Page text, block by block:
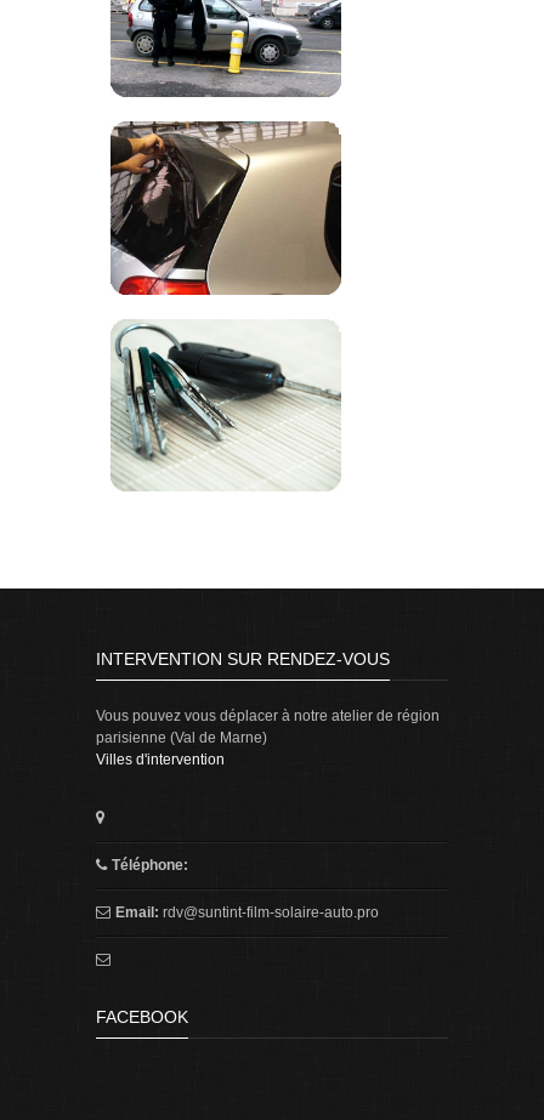
INTERVENTION SUR RENDEZ-VOUS
Vous pouvez vous déplacer à notre atelier de région
parisienne (Val de Marne)
Villes d'intervention
Téléphone:
Email: rdv@suntint-film-solaire-auto.pro
FACEBOOK